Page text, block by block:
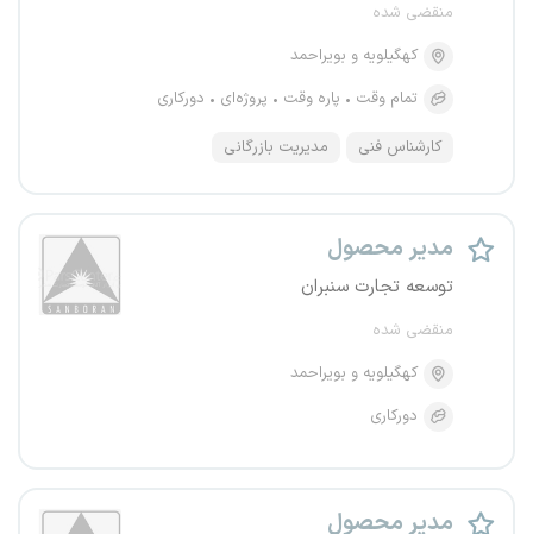
منقضی شده
کهگیلویه و بویراحمد
تمام وقت
پاره وقت پروژه‌ای دورکاری
کارشناس فنی مدیریت بازرگانی
مدیر محصول
توسعه تجارت سنبران
منقضی شده
کهگیلویه و بویراحمد
دورکاری
مدیر محصول